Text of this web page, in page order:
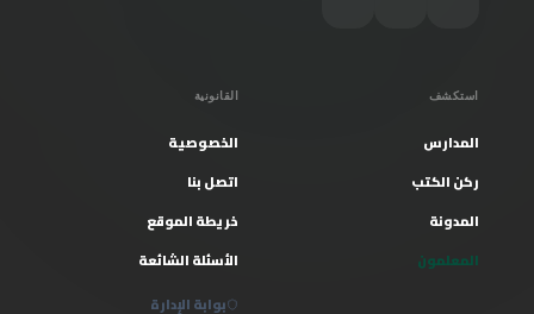
استكشف
المدارس
ركن الكتب
المدونة
المعلمون
القانونية
الخصوصية
اتصل بنا
خريطة الموقع
الأسئلة الشائعة
بوابة الإدارة